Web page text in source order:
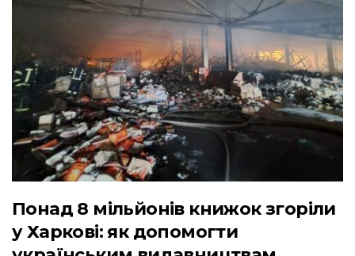
Понад 8 мільйонів книжок згоріли
у Харкові: як допомогти